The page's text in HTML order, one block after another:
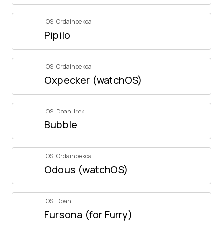
iOS, Ordainpekoa
Pipilo
iOS, Ordainpekoa
Oxpecker (watchOS)
iOS, Doan, Ireki
Bubble
iOS, Ordainpekoa
Odous (watchOS)
iOS, Doan
Fursona (for Furry)